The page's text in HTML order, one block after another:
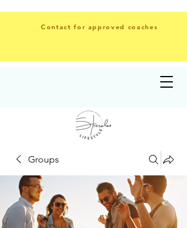
Contact for approved coaches
Groups